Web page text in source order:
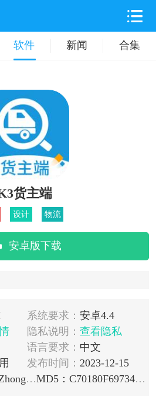
软件 新闻 合集
纸 旅游出行
时尚购物
货主端
设计 物流
安卓版下载
系统要求： 安卓4.4
隐私说明： 查看隐私
语言要求： 中文
发布时间： 2023-12-15
包名：com.arpa.cqZhongJiaoShipper
MD5：C70180F69734452BE3B47B0B98F271DA